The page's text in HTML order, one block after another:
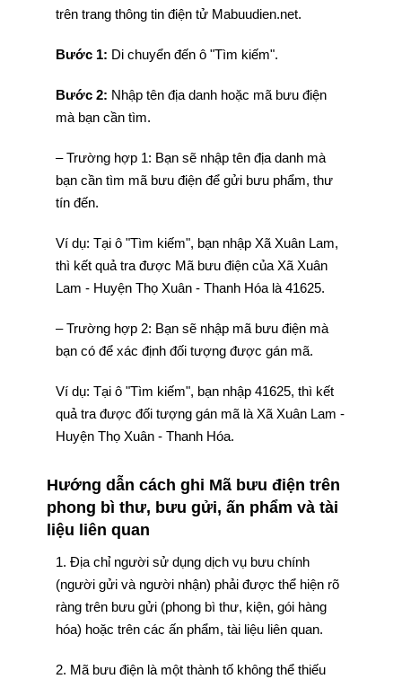
trên trang thông tin điện tử Mabuudien.net.
Bước 1: Di chuyển đến ô "Tìm kiếm".
Bước 2: Nhập tên địa danh hoặc mã bưu điện
mà bạn cần tìm.
– Trường hợp 1: Bạn sẽ nhập tên địa danh mà
bạn cần tìm mã bưu điện để gửi bưu phẩm, thư
tín đến.
Ví dụ: Tại ô "Tìm kiếm", bạn nhập Xã Xuân Lam,
thì kết quả tra được Mã bưu điện của Xã Xuân
Lam - Huyện Thọ Xuân - Thanh Hóa là 41625.
– Trường hợp 2: Bạn sẽ nhập mã bưu điện mà
bạn có để xác định đối tượng được gán mã.
Ví dụ: Tại ô "Tìm kiếm", bạn nhập 41625, thì kết
quả tra được đối tượng gán mã là Xã Xuân Lam -
Huyện Thọ Xuân - Thanh Hóa.
Hướng dẫn cách ghi Mã bưu điện trên
phong bì thư, bưu gửi, ấn phẩm và tài
liệu liên quan
1. Địa chỉ người sử dụng dịch vụ bưu chính
(người gửi và người nhận) phải được thể hiện rõ
ràng trên bưu gửi (phong bì thư, kiện, gói hàng
hóa) hoặc trên các ấn phẩm, tài liệu liên quan.
2. Mã bưu điện là một thành tố không thể thiếu